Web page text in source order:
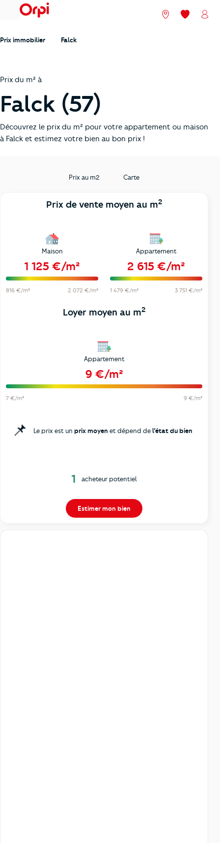
menu Nos agences
Mes
Prix immobilier Falck
Prix du m² à
Falck (57)
Découvrez le prix du m² pour votre appartement ou maison
à Falck et estimez votre bien au bon prix !
Prix au m2 Carte
Prix de vente moyen au m2
Maison
1 125 €/m²
816 €/m² 2 072 €/m²
Appartement
2 615 €/m²
1 479 €/m² 3 751 €/m²
Loyer moyen au m2
Appartement
9 €/m²
7 €/m² 9 €/m²
📌 Le prix est un prix moyen et dépend del’état du bien
1 acheteur potentiel
Estimer mon bien